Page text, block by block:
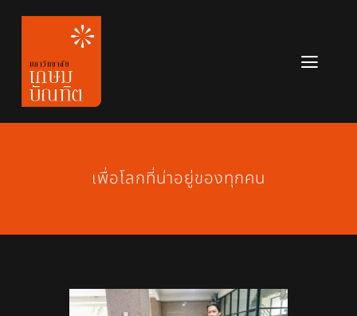
Skip
content
หลักสูตร
สมัครเรียน
เพื่อโลกที่น่าอยู่ของทุกคน